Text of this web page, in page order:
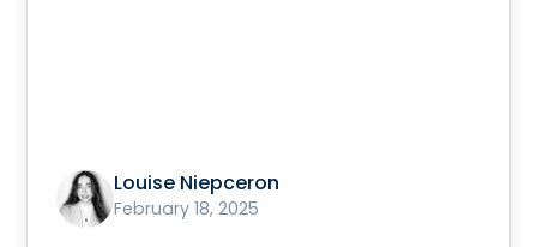
Louise Niepceron
February 18, 2025